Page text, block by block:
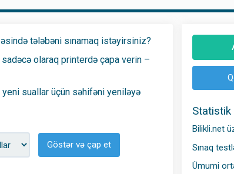
tələbəni sınamaq istəyirsiniz?
olaraq printerdə çapa verin –
suallar üçün səhifəni yeniləyə
Göstər və çap et
Bilikli.net
Sınaq
Ümumi